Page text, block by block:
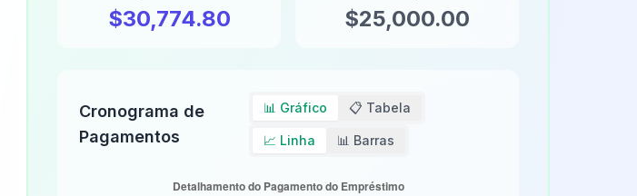
$30,774.80 $25,000.00
Cronograma de
Pagamentos
📊 Gráfico 📋 Tabela
📈 Linha 📊 Barras